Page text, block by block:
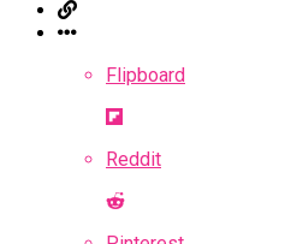
Flipboard
Reddit